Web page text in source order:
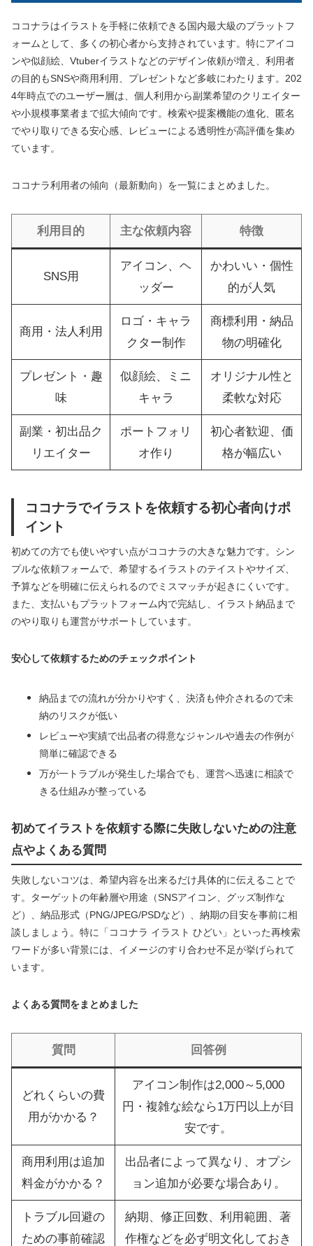
ココナラはイラストを手軽に依頼できる国内最大級のプラットフ
ォームとして、多くの初心者から支持されています。特にアイコ
ンや似顔絵、Vtuberイラストなどのデザイン依頼が増え、利用者
の目的もSNSや商用利用、プレゼントなど多岐にわたります。202
4年時点でのユーザー層は、個人利用から副業希望のクリエイター
や小規模事業者まで拡大傾向です。検索や提案機能の進化、匿名
でやり取りできる安心感、レビューによる透明性が高評価を集め
ています。
ココナラ利用者の傾向（最新動向）を一覧にまとめました。
利用目的 主な依頼内容 特徴
SNS用
アイコン、ヘ
ッダー
かわいい・個性
的が人気
商用・法人利用
ロゴ・キャラ
クター制作
商標利用・納品
物の明確化
プレゼント・趣
味
似顔絵、ミニ
キャラ
オリジナル性と
柔軟な対応
副業・初出品ク
リエイター
ポートフォリ
オ作り
初心者歓迎、価
格が幅広い
ココナラでイラストを依頼する初心者向けポ
イント
初めての方でも使いやすい点がココナラの大きな魅力です。シン
プルな依頼フォームで、希望するイラストのテイストやサイズ、
予算などを明確に伝えられるのでミスマッチが起きにくいです。
また、支払いもプラットフォーム内で完結し、イラスト納品まで
のやり取りも運営がサポートしています。
安心して依頼するためのチェックポイント
納品までの流れが分かりやすく、決済も仲介されるので未
納のリスクが低い
レビューや実績で出品者の得意なジャンルや過去の作例が
簡単に確認できる
万が一トラブルが発生した場合でも、運営へ迅速に相談で
きる仕組みが整っている
初めてイラストを依頼する際に失敗しないための注意
点やよくある質問
失敗しないコツは、希望内容を出来るだけ具体的に伝えることで
す。ターゲットの年齢層や用途（SNSアイコン、グッズ制作な
ど）、納品形式（PNG/JPEG/PSDなど）、納期の目安を事前に相
談しましょう。特に「ココナラ イラスト ひどい」といった再検索
ワードが多い背景には、イメージのすり合わせ不足が挙げられて
います。
よくある質問をまとめました
質問 回答例
どれくらいの費
用がかかる？
アイコン制作は2,000～5,000
円・複雑な絵なら1万円以上が目
安です。
商用利用は追加
料金がかかる？
出品者によって異なり、オプシ
ョン追加が必要な場合あり。
トラブル回避の
ための事前確認
納期、修正回数、利用範囲、著
作権などを必ず明文化しておき